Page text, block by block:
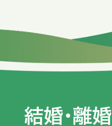
結婚・離婚